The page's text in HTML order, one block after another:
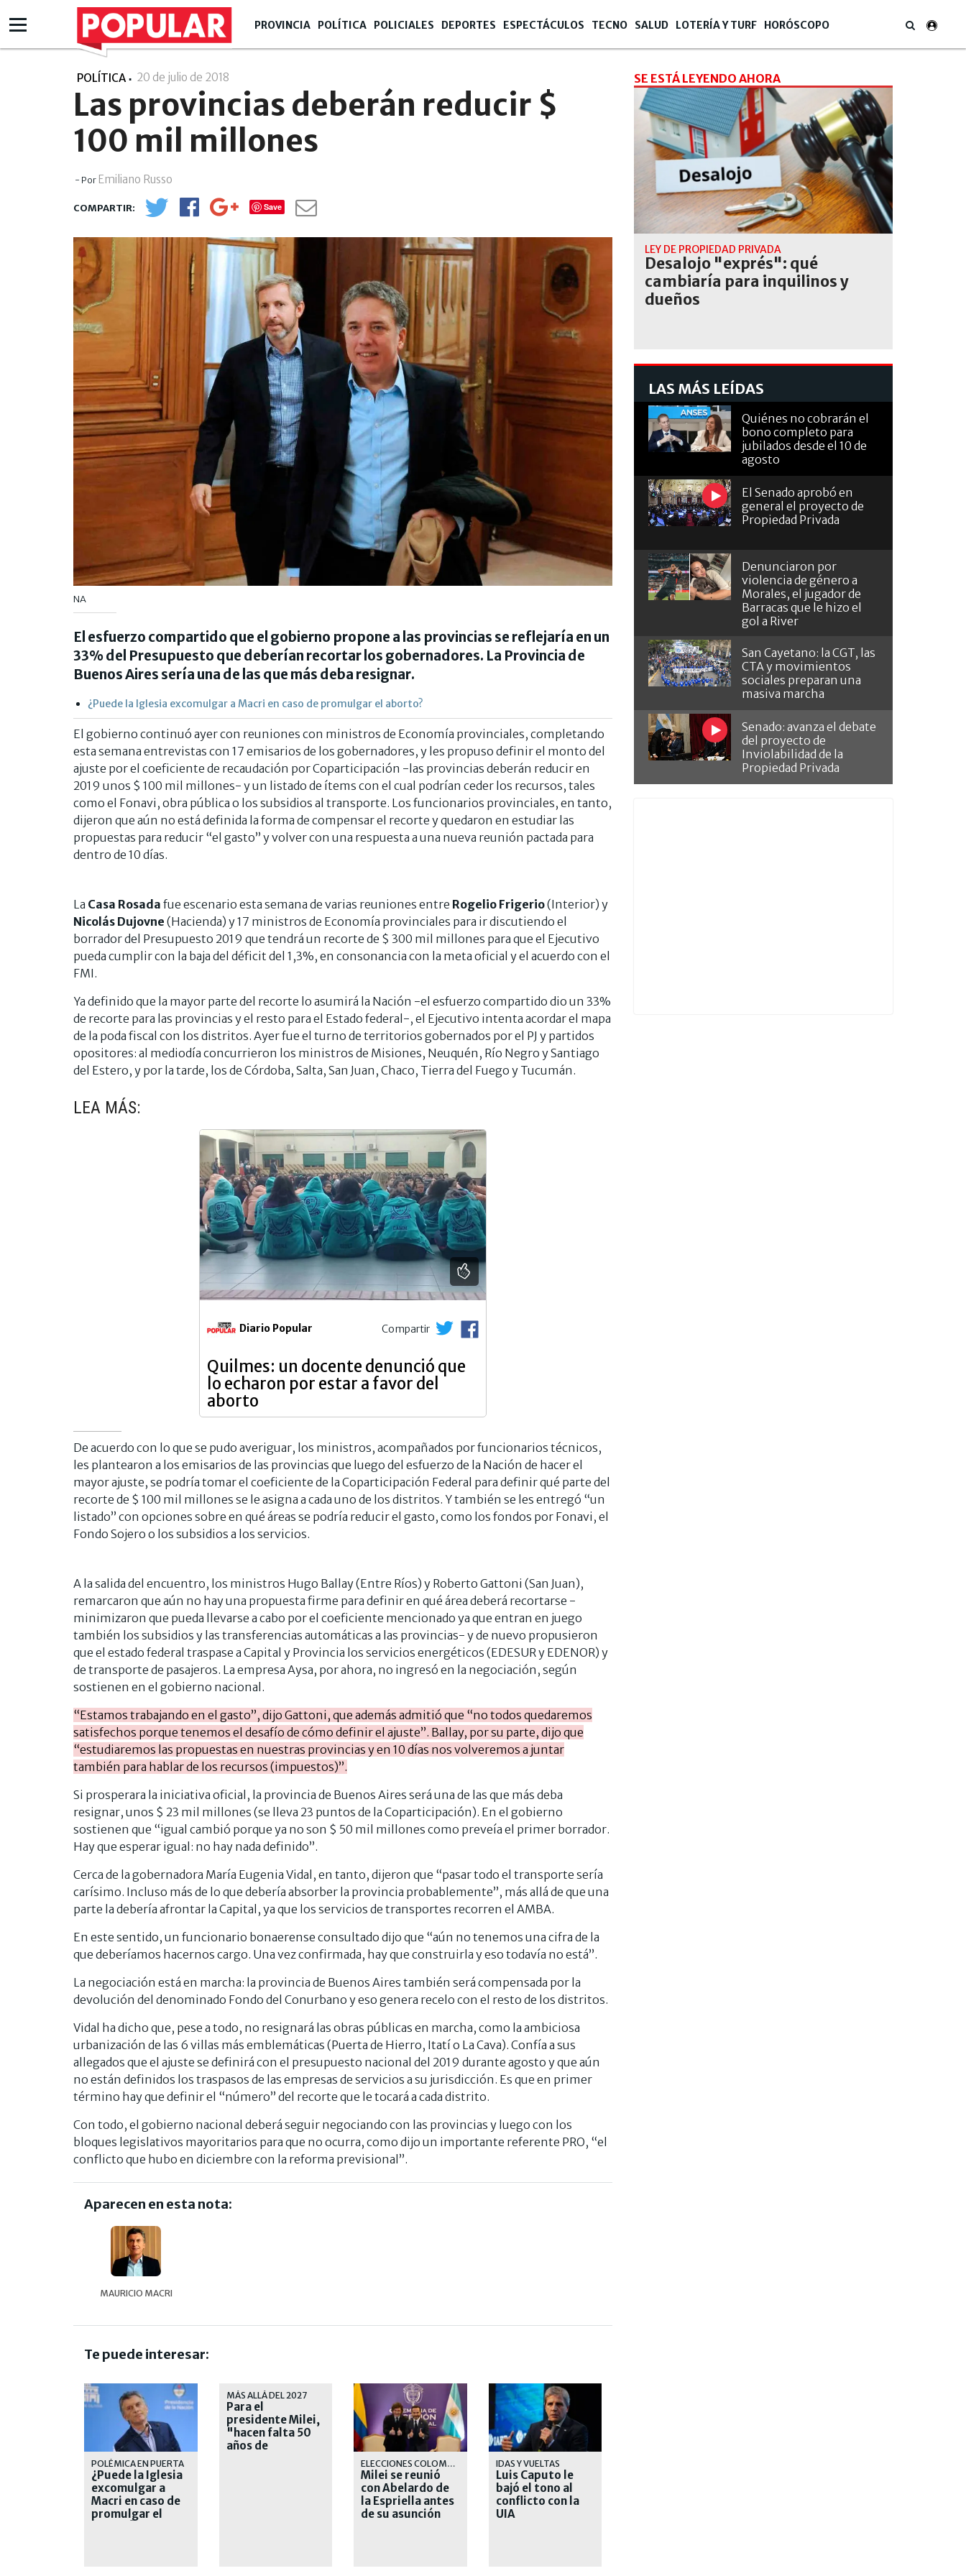
PROVINCIA POLÍTICA POLICIALES DEPORTES ESPECTÁCULOS TECNO SALUD LOTERÍA Y TURF HORÓSCOPO
POLÍTICA 20 de julio de 2018
Las provincias deberán reducir $
100 mil millones
- Por Emiliano Russo
Save
NA
El esfuerzo compartido que el gobierno propone a las provincias se reflejaría en un
33% del Presupuesto que deberían recortar los gobernadores. La Provincia de
Buenos Aires sería una de las que más deba resignar.
¿Puede la Iglesia excomulgar a Macri en caso de promulgar el aborto?
El gobierno continuó ayer con reuniones con ministros de Economía provinciales, completando
esta semana entrevistas con 17 emisarios de los gobernadores, y les propuso definir el monto del
ajuste por el coeficiente de recaudación por Coparticipación -las provincias deberán reducir en
2019 unos $ 100 mil millones- y un listado de ítems con el cual podrían ceder los recursos, tales
como el Fonavi, obra pública o los subsidios al transporte. Los funcionarios provinciales, en tanto,
dijeron que aún no está definida la forma de compensar el recorte y quedaron en estudiar las
propuestas para reducir “el gasto” y volver con una respuesta a una nueva reunión pactada para
dentro de 10 días.
La Casa Rosada fue escenario esta semana de varias reuniones entre Rogelio Frigerio(Interior) y
Nicolás Dujovne (Hacienda) y 17 ministros de Economía provinciales para ir discutiendo el
borrador del Presupuesto 2019 que tendrá un recorte de $ 300 mil millones para que el Ejecutivo
pueda cumplir con la baja del déficit del 1,3%, en consonancia con la meta oficial y el acuerdo con el
FMI.
Ya definido que la mayor parte del recorte lo asumirá la Nación -el esfuerzo compartido dio un 33%
de recorte para las provincias y el resto para el Estado federal-, el Ejecutivo intenta acordar el mapa
de la poda fiscal con los distritos. Ayer fue el turno de territorios gobernados por el PJ y partidos
opositores: al mediodía concurrieron los ministros de Misiones, Neuquén, Río Negro y Santiago
del Estero, y por la tarde, los de Córdoba, Salta, San Juan, Chaco, Tierra del Fuego y Tucumán.
LEA MÁS:
Diario Popular Compartir
Quilmes: un docente denunció que
lo echaron por estar a favor del
aborto
De acuerdo con lo que se pudo averiguar, los ministros, acompañados por funcionarios técnicos,
les plantearon a los emisarios de las provincias que luego del esfuerzo de la Nación de hacer el
mayor ajuste, se podría tomar el coeficiente de la Coparticipación Federal para definir qué parte del
recorte de $ 100 mil millones se le asigna a cada uno de los distritos. Y también se les entregó “un
listado” con opciones sobre en qué áreas se podría reducir el gasto, como los fondos por Fonavi, el
Fondo Sojero o los subsidios a los servicios.
A la salida del encuentro, los ministros Hugo Ballay (Entre Ríos) y Roberto Gattoni (San Juan),
remarcaron que aún no hay una propuesta firme para definir en qué área deberá recortarse -
minimizaron que pueda llevarse a cabo por el coeficiente mencionado ya que entran en juego
también los subsidios y las transferencias automáticas a las provincias- y de nuevo propusieron
que el estado federal traspase a Capital y Provincia los servicios energéticos (EDESUR y EDENOR) y
de transporte de pasajeros. La empresa Aysa, por ahora, no ingresó en la negociación, según
sostienen en el gobierno nacional.
“Estamos trabajando en el gasto”, dijo Gattoni, que además admitió que “no todos quedaremos
satisfechos porque tenemos el desafío de cómo definir el ajuste”. Ballay, por su parte, dijo que
“estudiaremos las propuestas en nuestras provincias y en 10 días nos volveremos a juntar
también para hablar de los recursos (impuestos)”.
Si prosperara la iniciativa oficial, la provincia de Buenos Aires será una de las que más deba
resignar, unos $ 23 mil millones (se lleva 23 puntos de la Coparticipación). En el gobierno
sostienen que “igual cambió porque ya no son $ 50 mil millones como preveía el primer borrador.
Hay que esperar igual: no hay nada definido”.
Cerca de la gobernadora María Eugenia Vidal, en tanto, dijeron que “pasar todo el transporte sería
carísimo. Incluso más de lo que debería absorber la provincia probablemente”, más allá de que una
parte la debería afrontar la Capital, ya que los servicios de transportes recorren el AMBA.
En este sentido, un funcionario bonaerense consultado dijo que “aún no tenemos una cifra de la
que deberíamos hacernos cargo. Una vez confirmada, hay que construirla y eso todavía no está”.
La negociación está en marcha: la provincia de Buenos Aires también será compensada por la
devolución del denominado Fondo del Conurbano y eso genera recelo con el resto de los distritos.
Vidal ha dicho que, pese a todo, no resignará las obras públicas en marcha, como la ambiciosa
urbanización de las 6 villas más emblemáticas (Puerta de Hierro, Itatí o La Cava). Confía a sus
allegados que el ajuste se definirá con el presupuesto nacional del 2019 durante agosto y que aún
no están definidos los traspasos de las empresas de servicios a su jurisdicción. Es que en primer
término hay que definir el “número” del recorte que le tocará a cada distrito.
Con todo, el gobierno nacional deberá seguir negociando con las provincias y luego con los
bloques legislativos mayoritarios para que no ocurra, como dijo un importante referente PRO, “el
conflicto que hubo en diciembre con la reforma previsional”.
Aparecen en esta nota:
MAURICIO MACRI
Te puede interesar:
POLÉMICA EN PUERTA
¿Puede la Iglesia
excomulgar a
Macri en caso de
promulgar el
MÁS ALLÁ DEL 2027
Para el
presidente Milei,
"hacen falta 50
años de
ELECCIONES COLOMBIA
Milei se reunió
con Abelardo de
la Espriella antes
de su asunción
IDAS Y VUELTAS
Luis Caputo le
bajó el tono al
conflicto con la
UIA
SE ESTÁ LEYENDO AHORA
LEY DE PROPIEDAD PRIVADA
Desalojo "exprés": qué
cambiaría para inquilinos y
dueños
LAS MÁS LEÍDAS
Quiénes no cobrarán el
bono completo para
jubilados desde el 10 de
agosto
El Senado aprobó en
general el proyecto de
Propiedad Privada
Denunciaron por
violencia de género a
Morales, el jugador de
Barracas que le hizo el
gol a River
San Cayetano: la CGT, las
CTA y movimientos
sociales preparan una
masiva marcha
Senado: avanza el debate
del proyecto de
Inviolabilidad de la
Propiedad Privada